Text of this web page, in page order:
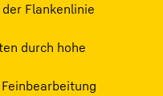
Flankenlinie
durch hohe